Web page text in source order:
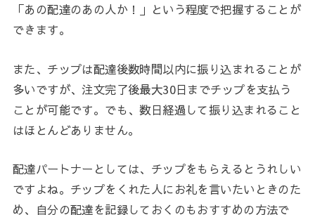
「あの配達のあの人か！」という程度で把握することが
できます。
また、チップは配達後数時間以内に振り込まれることが
多いですが、注文完了後最大30日までチップを支払う
ことが可能です。でも、数日経過して振り込まれること
はほとんどありません。
配達パートナーとしては、チップをもらえるとうれしい
ですよね。チップをくれた人にお礼を言いたいときのた
め、自分の配達を記録しておくのもおすすめの方法で